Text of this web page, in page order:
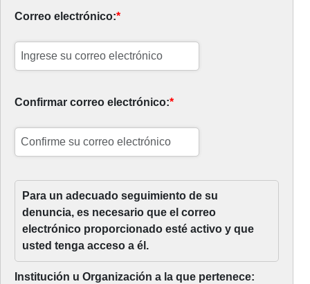
Correo electrónico:*
Confirmar correo electrónico:*
Para un adecuado seguimiento de su
denuncia, es necesario que el correo
electrónico proporcionado esté activo y que
usted tenga acceso a él.
Institución u Organización a la que pertenece: